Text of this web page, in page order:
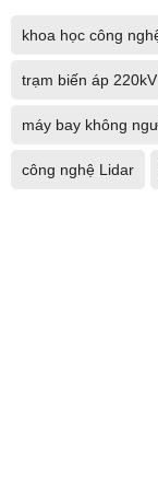
khoa học công
trạm biến áp 220kV
máy bay không
công nghệ Lidar